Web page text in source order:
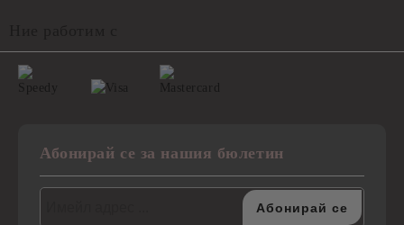
Абонирай се за нашия бюлетин